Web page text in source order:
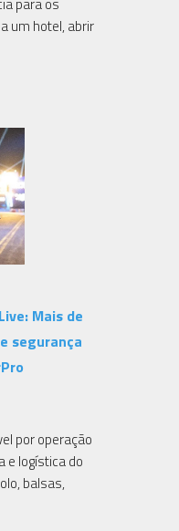
um hotel, abrir
Mais de
segurança
por operação
e logística do
balsas,